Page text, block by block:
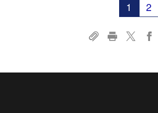
1 2